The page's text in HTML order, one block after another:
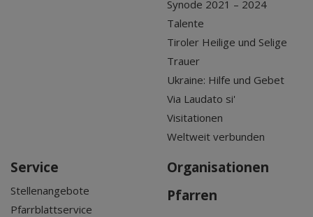
Synode 2021 – 2024
Talente
Tiroler Heilige und Selige
Trauer
Ukraine: Hilfe und Gebet
Via Laudato si'
Visitationen
Weltweit verbunden
Service
Stellenangebote
Pfarrblattservice
Organisationen
Pfarren